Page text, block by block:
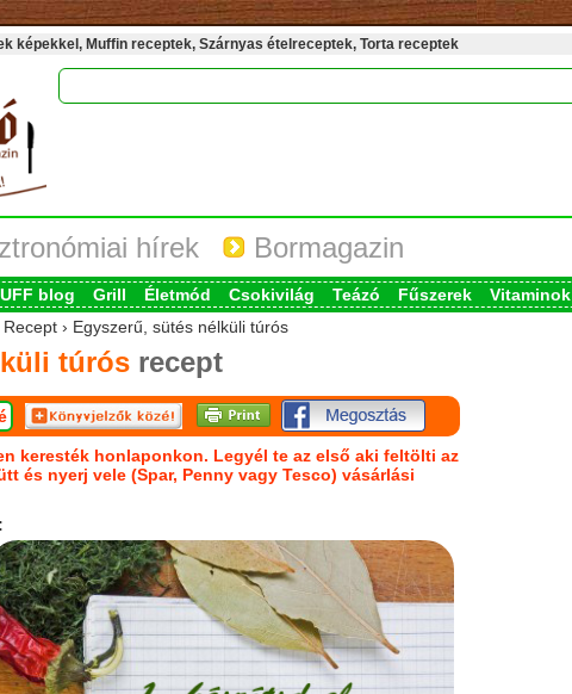
képekkel, Muffin receptek, Szárnyas ételreceptek, Torta receptek
hírek Bormagazin
UFF blog Grill Életmód Csokivilág Teázó Fűszerek Vitaminok
› Egyszerű, sütés nélküli túrós
túrósrecept
keresték honlaponkon. Legyél te az első aki feltölti az
és nyerj vele (Spar, Penny vagy Tesco) vásárlási